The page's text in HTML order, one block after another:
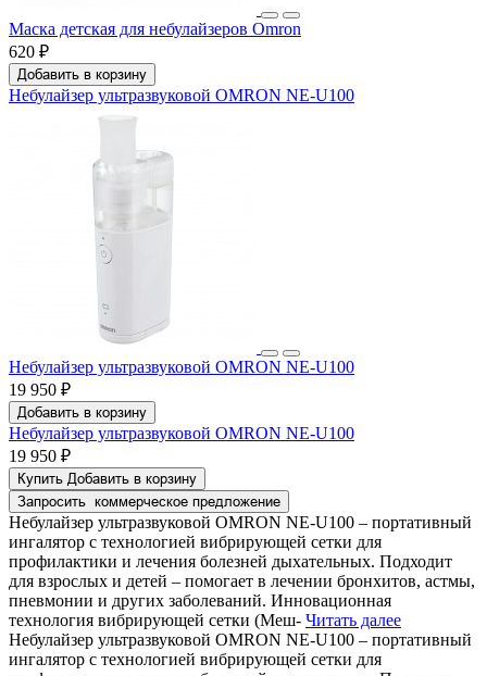
Маска детская для небулайзеров Omron
620 ₽
Добавить в корзину
Небулайзер ультразвуковой OMRON NE-U100
Небулайзер ультразвуковой OMRON NE-U100
19 950 ₽
Добавить в корзину
Небулайзер ультразвуковой OMRON NE-U100
19 950 ₽
Купить Добавить в корзину
Запросить коммерческое предложение
Небулайзер ультразвуковой OMRON NE-U100 – портативный
ингалятор с технологией вибрирующей сетки для
профилактики и лечения болезней дыхательных. Подходит
для взрослых и детей – помогает в лечении бронхитов, астмы,
пневмонии и других заболеваний. Инновационная
технология вибрирующей сетки (Меш- Читать далее
Небулайзер ультразвуковой OMRON NE-U100 – портативный
ингалятор с технологией вибрирующей сетки для